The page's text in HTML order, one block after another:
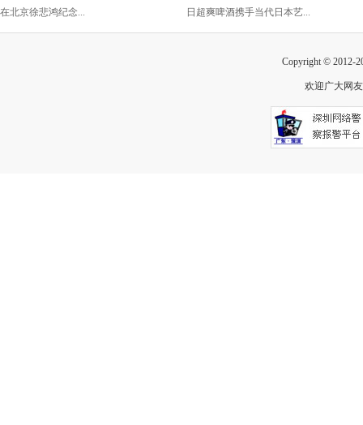
声”发布会震撼启幕
在北京徐悲鸿纪念...
包装 点燃佳节庆典氛围
日超爽啤酒携手当代日本艺...
Copyright © 2012-
欢迎广大网